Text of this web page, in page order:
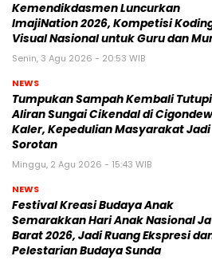
Kemendikdasmen Luncurkan
ImajiNation 2026, Kompetisi
Visual Nasional untuk Guru dan
Senin, 3 Agu 2026 - 20:53 WIB
NEWS
Tumpukan Sampah Kembali Tutupi
Aliran Sungai Cikendal di
Kaler, Kepedulian Masyarakat Jadi
Sorotan
Minggu, 2 Agu 2026 - 15:43 WIB
NEWS
Festival Kreasi Budaya Anak
Semarakkan Hari Anak Nasional
Barat 2026, Jadi Ruang Ekspresi
Pelestarian Budaya Sunda